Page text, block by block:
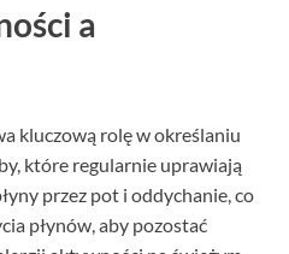
a
kluczową rolę w określaniu
które regularnie uprawiają
przez pot i oddychanie, co
płynów, aby pozostać